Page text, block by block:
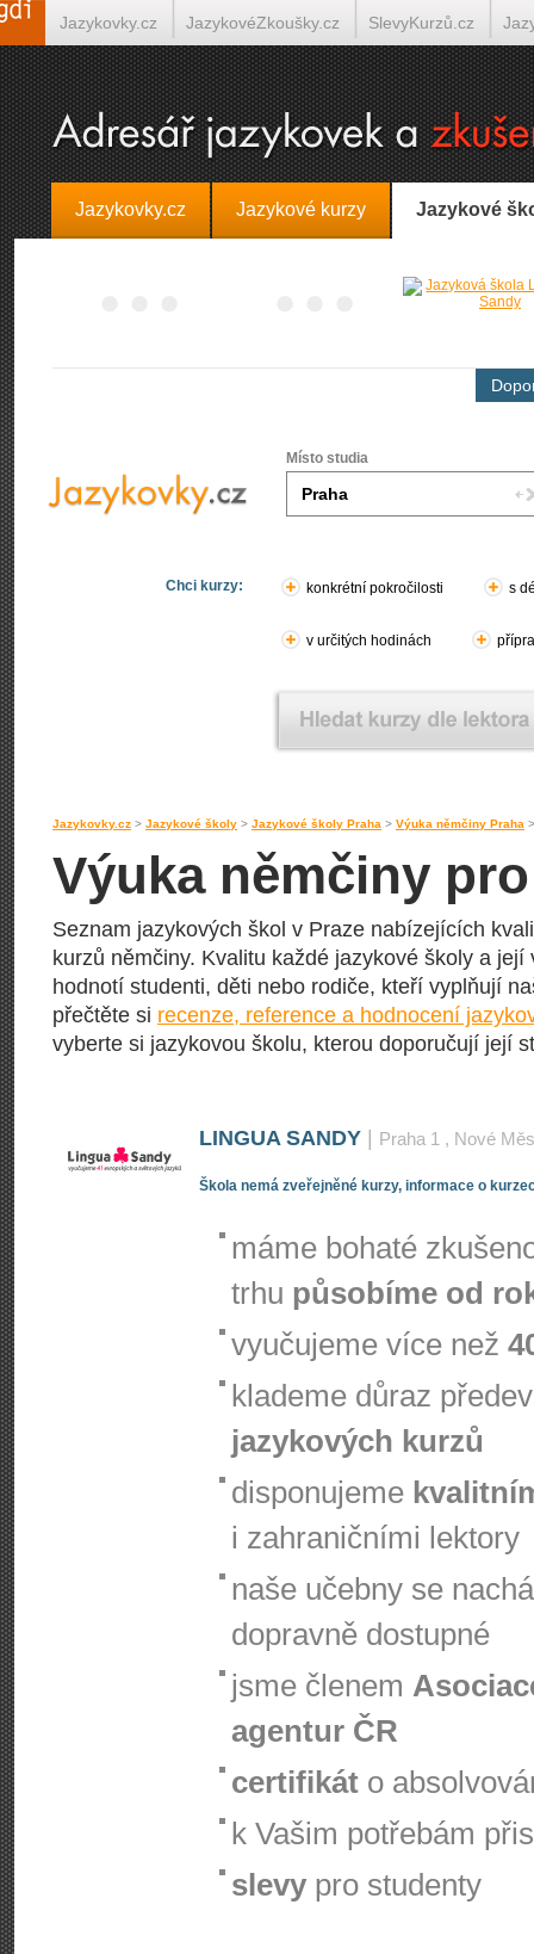
Jazykovky.cz Jazykové kurzy Jazykové
Místo studia
Chci kurzy: konkrétní pokročilosti s
v určitých hodinách
Jazykovky.cz > Jazykové školy > Jazykové školy Praha > Výuka němčiny Praha
Výuka němčiny
Seznam jazykových škol v Praze nabízejících
kurzů němčiny. Kvalitu každé jazykové školy a
hodnotí studenti, děti nebo rodiče, kteří vyplňují
přečtěte si recenze, reference a hodnocení
vyberte si jazykovou školu, kterou doporučují její
LINGUA SANDY Praha 1 , Nové
Škola nemá zveřejněné kurzy, informace o
máme bohaté
trhu působíme od
vyučujeme více než
klademe důraz
jazykových kurzů
disponujeme
i zahraničními lektory
naše učebny se
dopravně dostupné
jsme členem
agentur ČR
certifikát o
k Vašim potřebám
slevy pro studenty
Jazykovky.cz JazykovéZkoušky.cz SlevyKurzů.cz
Španělština on-line Italština on-line Tlumočení-